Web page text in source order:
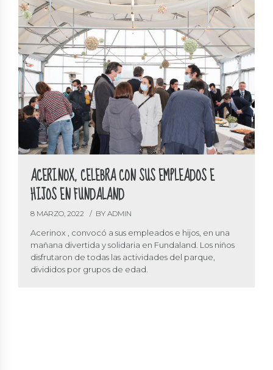
ACERINOX, CELEBRA CON SUS EMPLEADOS E
HIJOS EN FUNDALAND
8 MARZO, 2022 BY ADMIN
Acerinox , convocó a sus empleados e hijos, en una
mañana divertida y solidaria en Fundaland. Los niños
disfrutaron de todas las actividades del parque,
divididos por grupos de edad.